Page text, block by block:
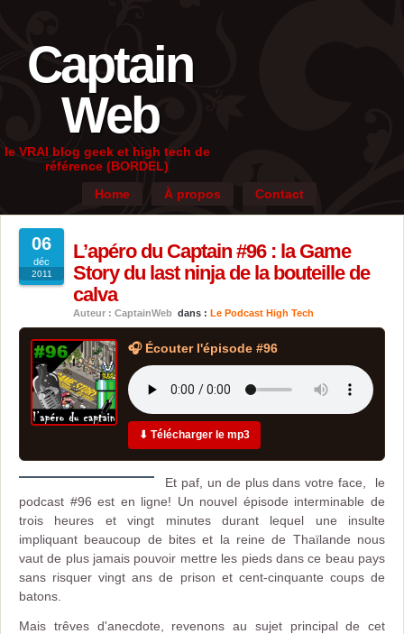
Captain
Web
le VRAI blog geek et high tech de
référence (BORDEL)
Home
À propos Contact
06
déc
2011
L’apéro du Captain #96 : la Game
Story du last ninja de la bouteille de
calva
Auteur : CaptainWeb dans : Le Podcast High Tech
🎧 Écouter l'épisode #96
⬇ Télécharger le mp3
Et paf, un de plus dans votre face, le
podcast #96 est en ligne! Un nouvel épisode interminable de
trois heures et vingt minutes durant lequel une insulte
impliquant beaucoup de bites et la reine de Thaïlande nous
vaut de plus jamais pouvoir mettre les pieds dans ce beau pays
sans risquer vingt ans de prison et cent-cinquante coups de
batons.
Mais trêves d'anecdote, revenons au sujet principal de cet